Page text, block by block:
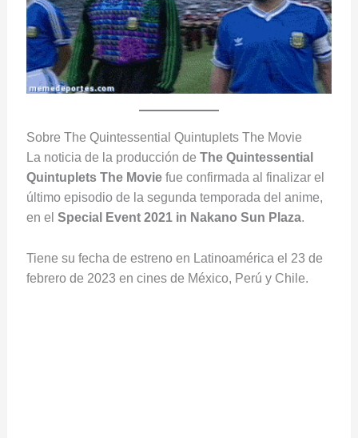
Sobre The Quintessential Quintuplets The Movie
La noticia de la producción de The Quintessential
Quintuplets The Moviefue confirmada al finalizar el
último episodio de la segunda temporada del anime,
en el Special Event 2021 in Nakano Sun Plaza.
Tiene su fecha de estreno en Latinoamérica el 23 de
febrero de 2023 en cines de México, Perú y Chile.